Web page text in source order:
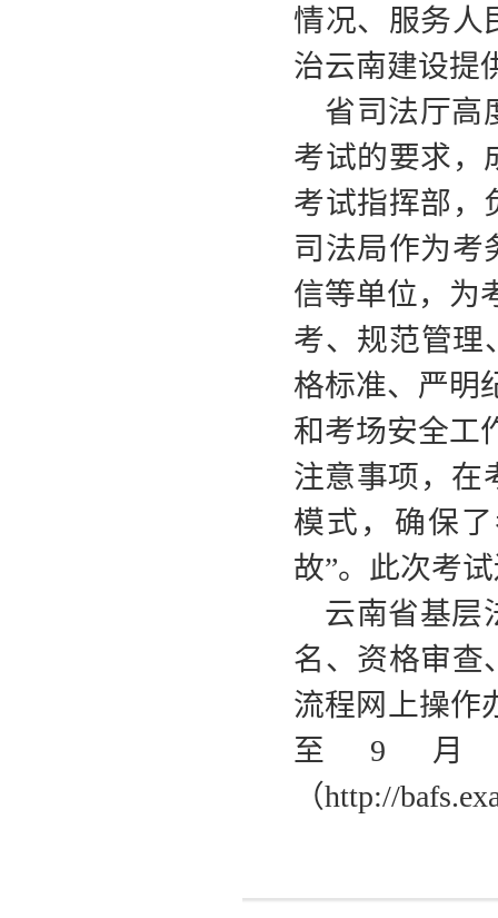
情况、服务人
治云南建设提
省司法厅高
考试的要求，
考试指挥部，
司法局作为考
信等单位，为
考、规范管理
格标准、严明
和考场安全工
注意事项，在
模式，确保
故”。此次考
云南省基层
名、资格审查
流程网上操作
至9月
（http://